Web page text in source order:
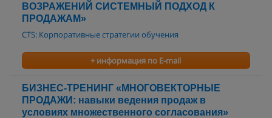
ВОЗРАЖЕНИЙ СИСТЕМНЫЙ ПОДХОД К
ПРОДАЖАМ»
CTS: Корпоративные стратегии обучения
+ информация по E-mail
БИЗНЕС-ТРЕНИНГ «МНОГОВЕКТОРНЫЕ
ПРОДАЖИ: навыки ведения продаж в
условиях множественного согласования»